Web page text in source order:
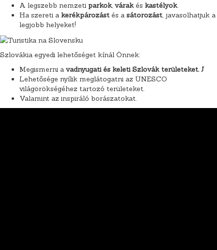
A legszebb nemzeti parkok, várak és kastélyok.
Ha szereti a kerékpározást és a sátorozást, javasolhatjuk a
legjobb helyeket!
Szlovákia egyedi lehetőséget kínál Önnek:
Megismerni a vadnyugati és keleti Szlovák területeket.J
Lehetősége nyílik meglátogatni az UNESCO
világörökségéhez tartozó területeket.
Valamint az inspiráló borászatokat.